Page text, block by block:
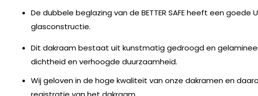
De dubbele beglazing van de BETTER SAFE heeft een
glasconstructie.
Dit dakraam bestaat uit kunstmatig gedroogd en
dichtheid en verhoogde duurzaamheid.
Wij geloven in de hoge kwaliteit van onze dakramen en